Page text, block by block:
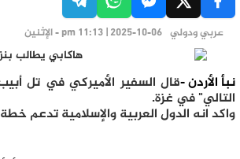
عربي ودولي pm 11:13 | 2025-10-06 - الإثنين
نبأ الأردن -قال السفير الأميركي في تل
التالي" في غزة.
واكد انه الدول العربية والإسلامية تدعم